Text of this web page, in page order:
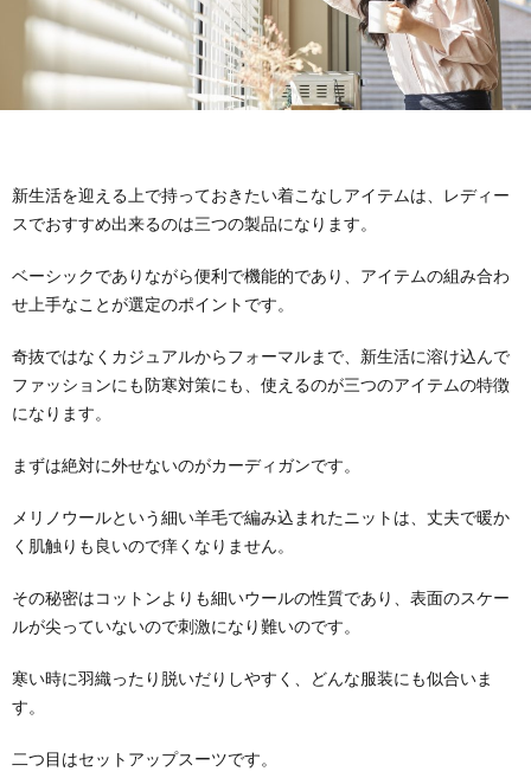
ク
新生活を迎える上で持っておきたい着こなしアイテムは、レディー
スでおすすめ出来るのは三つの製品になります。
ベーシックでありながら便利で機能的であり、アイテムの組み合わ
せ上手なことが選定のポイントです。
奇抜ではなくカジュアルからフォーマルまで、新生活に溶け込んで
ファッションにも防寒対策にも、使えるのが三つのアイテムの特徴
になります。
まずは絶対に外せないのがカーディガンです。
メリノウールという細い羊毛で編み込まれたニットは、丈夫で暖か
く肌触りも良いので痒くなりません。
その秘密はコットンよりも細いウールの性質であり、表面のスケー
ルが尖っていないので刺激になり難いのです。
寒い時に羽織ったり脱いだりしやすく、どんな服装にも似合いま
す。
二つ目はセットアップスーツです。